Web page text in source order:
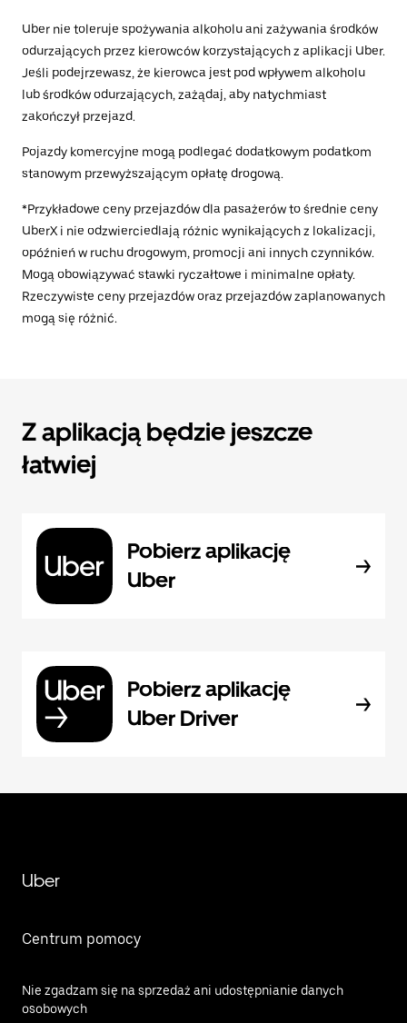
Uber nie toleruje spożywania alkoholu ani zażywania środków
odurzających przez kierowców korzystających z aplikacji Uber.
Jeśli podejrzewasz, że kierowca jest pod wpływem alkoholu
lub środków odurzających, zażądaj, aby natychmiast
zakończył przejazd.
Pojazdy komercyjne mogą podlegać dodatkowym podatkom
stanowym przewyższającym opłatę drogową.
*Przykładowe ceny przejazdów dla pasażerów to średnie ceny
UberX i nie odzwierciedlają różnic wynikających z lokalizacji,
opóźnień w ruchu drogowym, promocji ani innych czynników.
Mogą obowiązywać stawki ryczałtowe i minimalne opłaty.
Rzeczywiste ceny przejazdów oraz przejazdów zaplanowanych
mogą się różnić.
Z aplikacją będzie jeszcze
łatwiej
Pobierz aplikację
Uber
Pobierz aplikację
Uber Driver
Uber
Centrum pomocy
Nie zgadzam się na sprzedaż ani udostępnianie danych
osobowych